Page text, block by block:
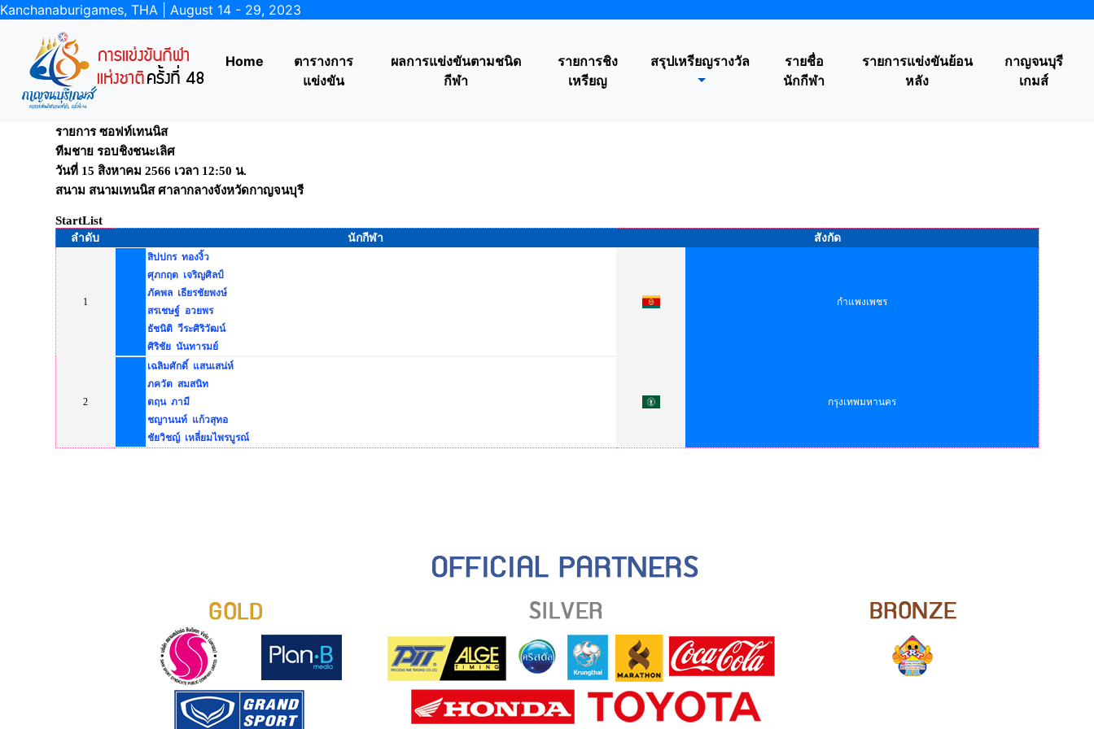
Kanchanaburigames, THA | August 14 - 29, 2023
Home
ตารางการ
แข่งขัน
ผลการแข่งขันตามชนิด
กีฬา
รายการชิง
เหรียญ
สรุปเหรียญรางวัล
รายชื่อ
นักกีฬา
รายการแข่งขันย้อน
หลัง
กาญจนบุรี
เกมส์
รายการ ซอฟท์เทนนิส
ทีมชาย รอบชิงชนะเลิศ
วันที่ 15 สิงหาคม 2566 เวลา 12:50 น.
สนาม สนามเทนนิส ศาลากลางจังหวัดกาญจนบุรี
StartList
ลำดับ นักกีฬา สังกัด
1
สิปปกร ทองงิ้ว
ศุภกฤต เจริญศิลป์
ภัคพล เธียรชัยพงษ์
สรเชษฐ์ อวยพร
ธัชนิติ วีระศิริวัฒน์
ศิริชัย นันทารมย์
กำแพงเพชร
2
เฉลิมศักดิ์ แสนเสน่ห์
ภควัต สมสนิท
ตฤน ภามี
ชญานนท์ แก้วสุทอ
ชัยวิชญ์ เหลี่ยมไพรบูรณ์
กรุงเทพมหานคร